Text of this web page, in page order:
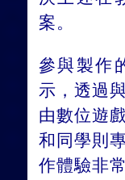
案。
參與製作
示，透過
由數位遊
和同學則
作體驗非